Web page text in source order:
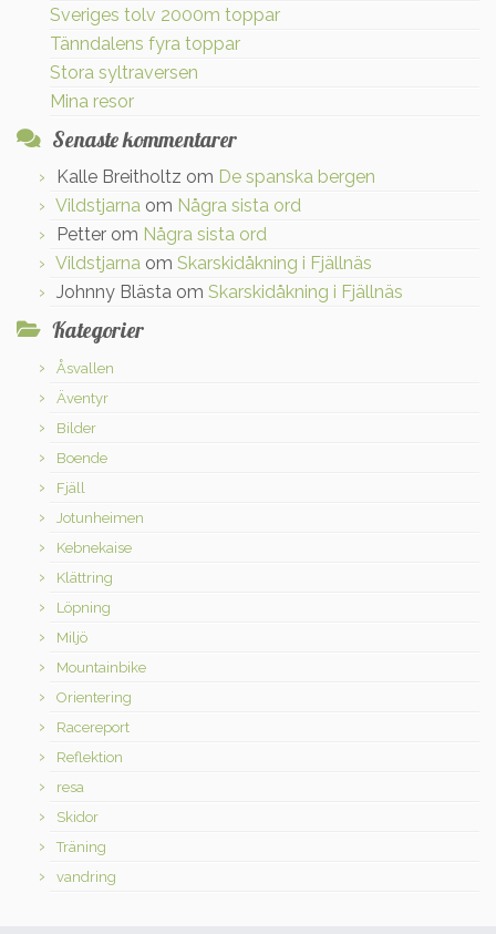
Sveriges tolv 2000m toppar
Tänndalens fyra toppar
Stora syltraversen
Mina resor
Senaste kommentarer
Kalle Breitholtz om De spanska bergen
Vildstjarna om Några sista ord
Petter om Några sista ord
Vildstjarna om Skarskidåkning i Fjällnäs
Johnny Blästa om Skarskidåkning i Fjällnäs
Kategorier
Åsvallen
Äventyr
Bilder
Boende
Fjäll
Jotunheimen
Kebnekaise
Klättring
Löpning
Miljö
Mountainbike
Orientering
Racereport
Reflektion
resa
Skidor
Träning
vandring